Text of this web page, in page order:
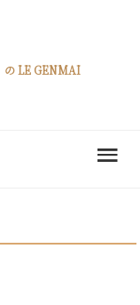
の LE GENMAI